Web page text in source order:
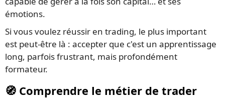
émotions.
Si vous voulez réussir en trading, le plus important
est peut-être là : accepter que c'est un apprentissage
long, parfois frustrant, mais profondément
formateur.
🧭 Comprendre le métier de trader